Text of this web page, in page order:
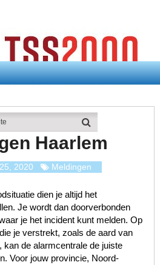
Haarlem
Haarlem
2020 Meldingen
dien je altijd het
Je wordt dan doorverbonden
je het incident kunt melden. Op
je verstrekt, zoals de aard van
kan de alarmcentrale de juiste
Voor jouw provincie, Noord-